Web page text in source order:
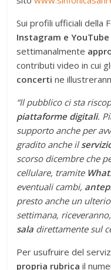
Sui profili ufficiali della
Instagram e YouTube
settimanalmente
contributi video in cui
concertine
“Il pubblico ci sta
piattaforme digitali.
supporto anche per
gradito anche il
scorso dicembre che
cellulare, tramite
eventuali cambi,
presto anche un
settimana,
sala direttamente sul
Per usufruire del
propria rubrica il